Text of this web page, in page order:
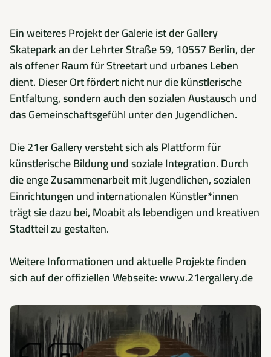
Ein weiteres Projekt der Galerie ist der Gallery
Skatepark an der Lehrter Straße 59, 10557 Berlin, der
als offener Raum für Streetart und urbanes Leben
dient. Dieser Ort fördert nicht nur die künstlerische
Entfaltung, sondern auch den sozialen Austausch und
das Gemeinschaftsgefühl unter den Jugendlichen.
Die 21er Gallery versteht sich als Plattform für
künstlerische Bildung und soziale Integration. Durch
die enge Zusammenarbeit mit Jugendlichen, sozialen
Einrichtungen und internationalen Künstler*innen
trägt sie dazu bei, Moabit als lebendigen und kreativen
Stadtteil zu gestalten.
Weitere Informationen und aktuelle Projekte finden
sich auf der offiziellen Webseite:www.21ergallery.de